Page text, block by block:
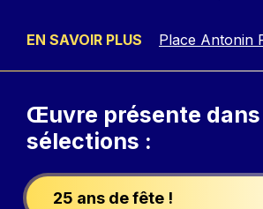
EN SAVOIR PLUS Place Antonin
Œuvre présente
sélections :
25 ans de fête !